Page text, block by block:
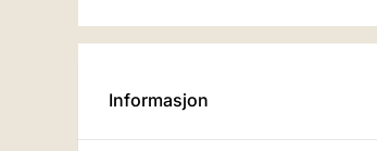
Informasjon